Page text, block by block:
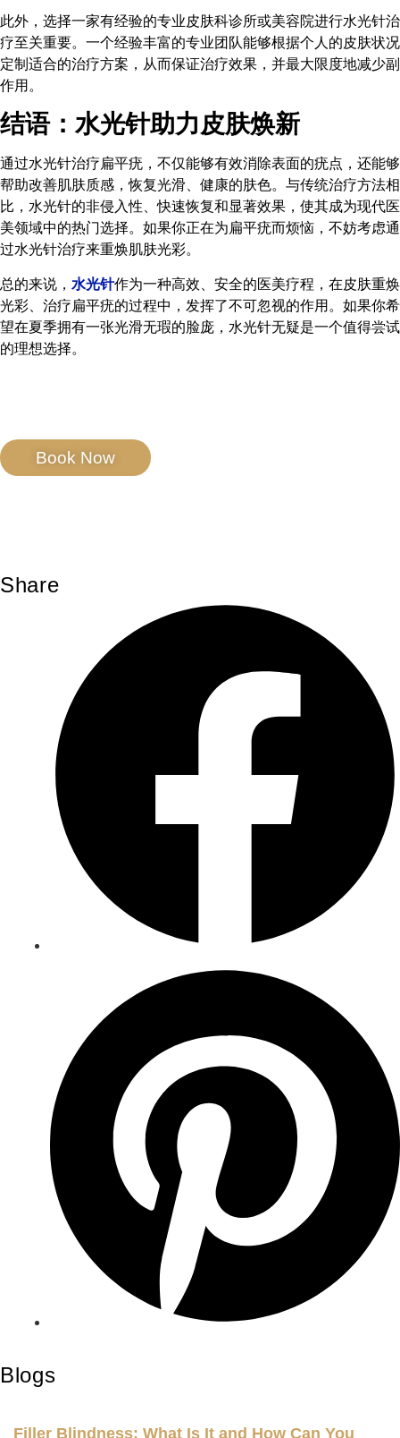
此外，选择一家有经验的专业皮肤科诊所或美容院进行水光针治
疗至关重要。一个经验丰富的专业团队能够根据个人的皮肤状况
定制适合的治疗方案，从而保证治疗效果，并最大限度地减少副
作用。
结语：水光针助力皮肤焕新
通过水光针治疗扁平疣，不仅能够有效消除表面的疣点，还能够
帮助改善肌肤质感，恢复光滑、健康的肤色。与传统治疗方法相
比，水光针的非侵入性、快速恢复和显著效果，使其成为现代医
美领域中的热门选择。如果你正在为扁平疣而烦恼，不妨考虑通
过水光针治疗来重焕肌肤光彩。
总的来说， 水光针作为一种高效、安全的医美疗程，在皮肤重焕
光彩、治疗扁平疣的过程中，发挥了不可忽视的作用。如果你希
望在夏季拥有一张光滑无瑕的脸庞，水光针无疑是一个值得尝试
的理想选择。
Book Now
Share
Blogs
Filler Blindness: What Is It and How Can You